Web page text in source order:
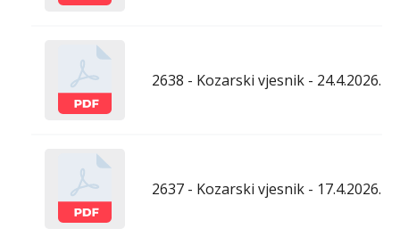
2638 - Kozarski vjesnik - 24.4.2026.
2637 - Kozarski vjesnik - 17.4.2026.